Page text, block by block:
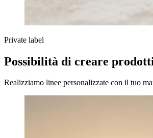
Private label
Possibilità di creare
Realizziamo linee personalizzate con il tuo